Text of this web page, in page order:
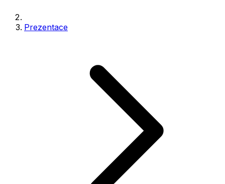
Prezentace